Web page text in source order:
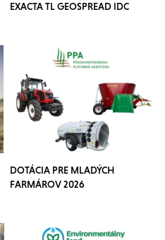
EXACTA TL GEOSPREAD IDC
DOTÁCIA PRE MLADÝCH
FARMÁROV 2026